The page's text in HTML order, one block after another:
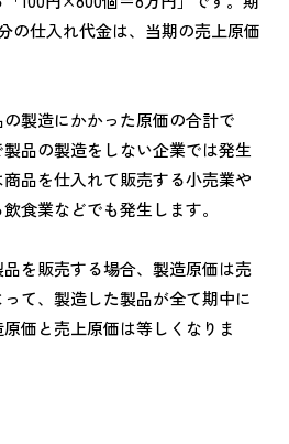
の仕入れ代金は、当期の売上原価
製造にかかった原価の合計で
品の製造をしない企業では発生
品を仕入れて販売する小売業や
食業などでも発生します。
を販売する場合、製造原価は売
て、製造した製品が全て期中に
価と売上原価は等しくなりま